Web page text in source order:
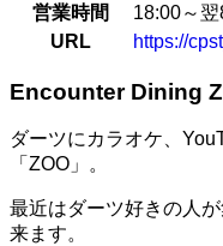
営業時間
18:00～
URL
https://
Encounter Dining
ダーツにカラオケ、
「ZOO」。
最近はダーツ好きの人
来ます。